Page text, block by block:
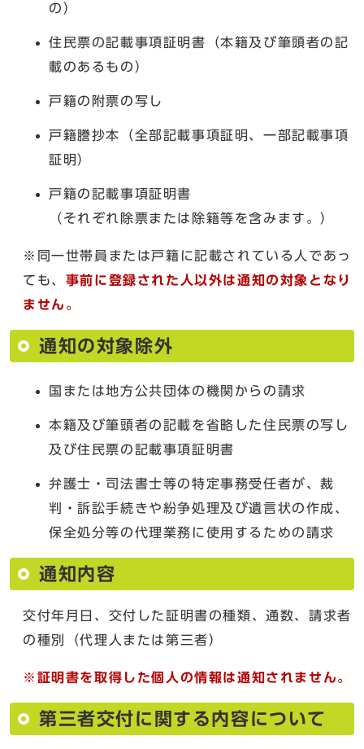
の）
住民票の記載事項証明書（本籍及び筆頭者の記
載のあるもの）
戸籍の附票の写し
戸籍謄抄本（全部記載事項証明、一部記載事項
証明）
戸籍の記載事項証明書
（それぞれ除票または除籍等を含みます。）
※同一世帯員または戸籍に記載されている人であっ
ても、 事前に登録された人以外は通知の対象となり
ません。
通知の対象除外
国または地方公共団体の機関からの請求
本籍及び筆頭者の記載を省略した住民票の写し
及び住民票の記載事項証明書
弁護士・司法書士等の特定事務受任者が、裁
判・訴訟手続きや紛争処理及び遺言状の作成、
保全処分等の代理業務に使用するための請求
通知内容
交付年月日、交付した証明書の種類、通数、請求者
の種別（代理人または第三者）
※証明書を取得した個人の情報は通知されません。
第三者交付に関する内容について